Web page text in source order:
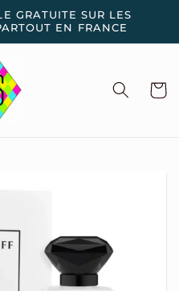
GRATUITE SUR LES
EN FRANCE
Panier